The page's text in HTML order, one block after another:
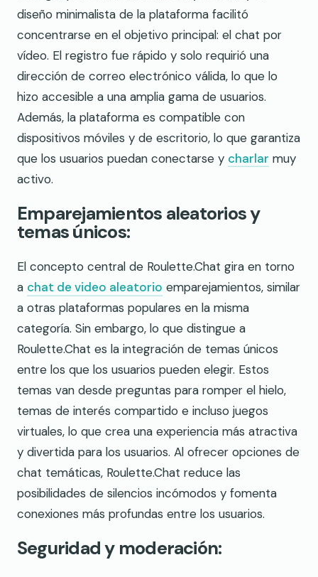
diseño minimalista de la plataforma facilitó
concentrarse en el objetivo principal: el chat por
vídeo. El registro fue rápido y solo requirió una
dirección de correo electrónico válida, lo que lo
hizo accesible a una amplia gama de usuarios.
Además, la plataforma es compatible con
dispositivos móviles y de escritorio, lo que garantiza
que los usuarios puedan conectarse y charlar muy
activo.
Emparejamientos aleatorios y
temas únicos:
El concepto central de Roulette.Chat gira en torno
a chat de video aleatorio emparejamientos, similar
a otras plataformas populares en la misma
categoría. Sin embargo, lo que distingue a
Roulette.Chat es la integración de temas únicos
entre los que los usuarios pueden elegir. Estos
temas van desde preguntas para romper el hielo,
temas de interés compartido e incluso juegos
virtuales, lo que crea una experiencia más atractiva
y divertida para los usuarios. Al ofrecer opciones de
chat temáticas, Roulette.Chat reduce las
posibilidades de silencios incómodos y fomenta
conexiones más profundas entre los usuarios.
Seguridad y moderación: